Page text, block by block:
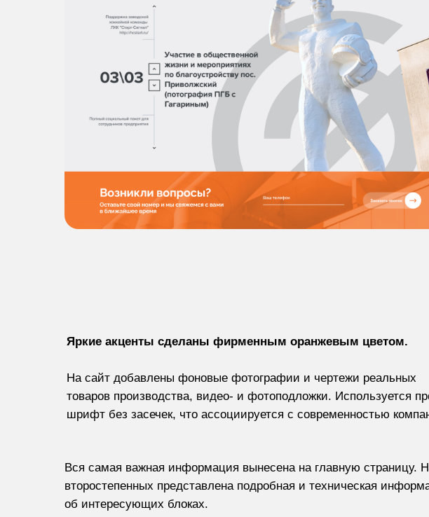
Яркие акценты сделаны фирменным оранжевым цветом.
На сайт добавлены фоновые фотографии и чертежи реальных
товаров производства, видео- и фотоподложки. Используется
шрифт без засечек, что ассоциируется с современностью
Вся самая важная информация вынесена на главную страницу.
второстепенных представлена подробная и техническая
об интересующих блоках.